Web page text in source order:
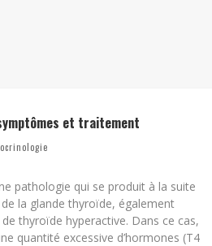
et traitement
pathologie qui se produit à la suite
de la glande thyroïde, également
thyroïde hyperactive. Dans ce cas,
quantité excessive d’hormones (T4